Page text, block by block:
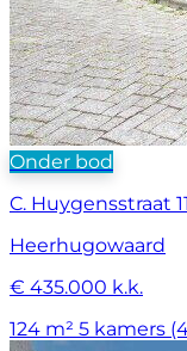
Onder bod
C. Huygensstraat
Heerhugowaard
€ 435.000 k.k.
124 m² 5 kamers